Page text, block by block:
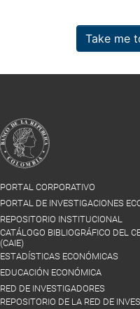
Take me
PORTAL CORPORATIVO
PORTAL DE INVESTIGACIONES
REPOSITORIO INSTITUCIONAL
CATÁLOGO BIBLIOGRÁFICO DEL
(CAIE)
ESTADÍSTICAS ECONÓMICAS
EDUCACIÓN ECONÓMICA
RED DE INVESTIGADORES
REPOSITORIO DE LA RED DE